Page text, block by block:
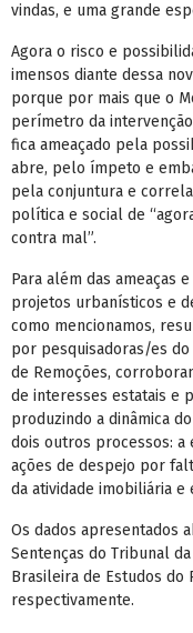
vindas, e uma grande
Agora o risco e
imensos diante dessa
porque por mais que o
perímetro da
fica ameaçado pela
abre, pelo ímpeto e
pela conjuntura e
política e social de
contra mal”.
Para além das ameaças
projetos urbanísticos e
como mencionamos,
por pesquisadoras/es
de Remoções,
de interesses estatais e
produzindo a dinâmica
dois outros processos:
ações de despejo por
da atividade imobiliária e
Os dados apresentados
Sentenças do Tribunal da
Brasileira de Estudos do
respectivamente.